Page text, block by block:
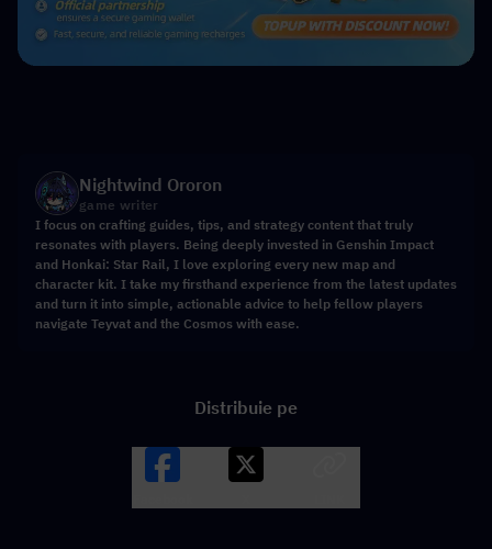
Nightwind Ororon
game writer
I focus on crafting guides, tips, and strategy content that truly
resonates with players. Being deeply invested in Genshin Impact
and Honkai: Star Rail, I love exploring every new map and
character kit. I take my firsthand experience from the latest updates
and turn it into simple, actionable advice to help fellow players
navigate Teyvat and the Cosmos with ease.
Distribuie pe